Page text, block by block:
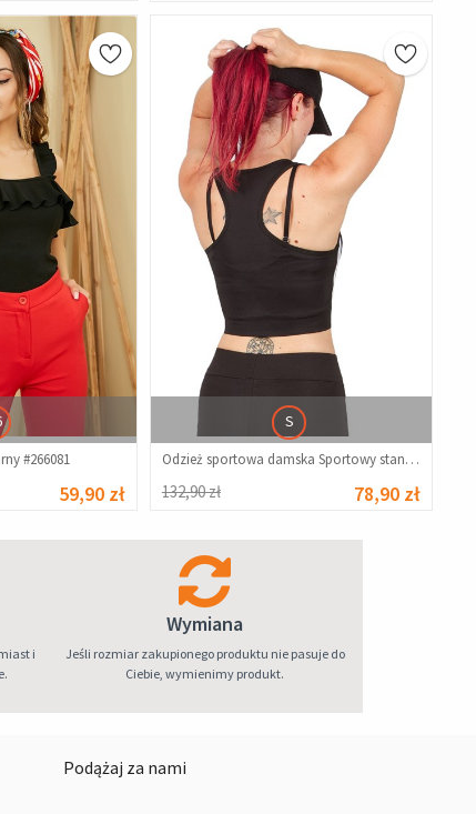
#266081
59,90 zł
S
Odzież sportowa damska Sportowy stanik damski - czarny 9979477
132,90 zł 78,90 zł
i
Wymiana
Jeśli rozmiar zakupionego produktu nie pasuje do
Ciebie, wymienimy produkt.
Podążaj za nami